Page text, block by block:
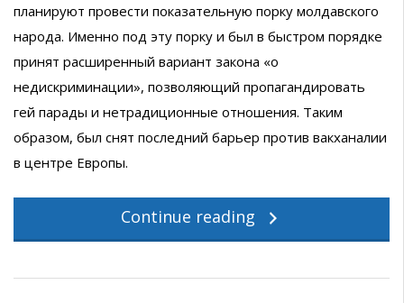
планируют провести показательную порку молдавского
народа. Именно под эту порку и был в быстром порядке
принят расширенный вариант закона «о
недискриминации», позволяющий пропагандировать
гей парады и нетрадиционные отношения. Таким
образом, был снят последний барьер против вакханалии
в центре Европы.
Continue reading